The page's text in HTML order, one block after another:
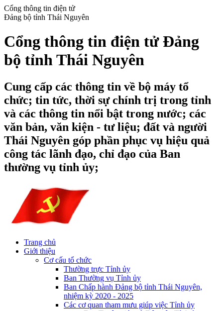
Cổng thông tin điện tử
Đảng bộ tỉnh Thái Nguyên
Cổng thông tin điện tử Đảng
bộ tỉnh Thái Nguyên
Cung cấp các thông tin về bộ máy tổ
chức; tin tức, thời sự chính trị trong tỉnh
và các thông tin nổi bật trong nước; các
văn bản, văn kiện - tư liệu; đất và người
Thái Nguyên góp phần phục vụ hiệu quả
công tác lãnh đạo, chỉ đạo của Ban
thường vụ tỉnh ủy;
Trang chủ
Giới thiệu
Cơ cấu tổ chức
Thường trực Tỉnh ủy
Ban Thường vụ Tỉnh ủy
Ban Chấp hành Đảng bộ tỉnh Thái Nguyên,
nhiệm kỳ 2020 - 2025
Các cơ quan tham mưu giúp việc Tỉnh ủy